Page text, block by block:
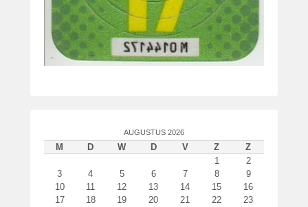
AUGUSTUS 2026
M D W D V Z
Z
1
2
3
4 5 6 7 8
9
10
11 12 13 14 15
16
17
18 19 20 21 22
23